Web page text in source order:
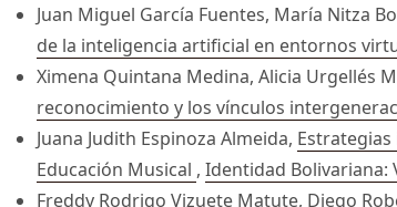
Juan Miguel García Fuentes, María Nitza
de la inteligencia artificial en entornos
Ximena Quintana Medina, Alicia Urgellés
reconocimiento y los vínculos
Juana Judith Espinoza Almeida,
Educación Musical ,Identidad Bolivariana:
Freddy Rodrigo Vizuete Matute, Diego